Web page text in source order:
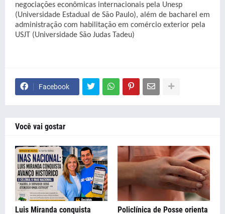
negociações econômicas internacionais pela Unesp
(Universidade Estadual de São Paulo), além de bacharel em
administração com habilitação em comércio exterior pela
USJT (Universidade São Judas Tadeu)
Facebook
Você vai gostar
Luis Miranda conquista Policlínica de Posse orienta